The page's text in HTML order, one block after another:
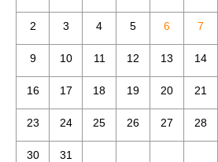
2 3 4 5 6 7
9 10 11 12 13 14
16 17 18 19 20 21
23 24 25 26 27 28
30 31